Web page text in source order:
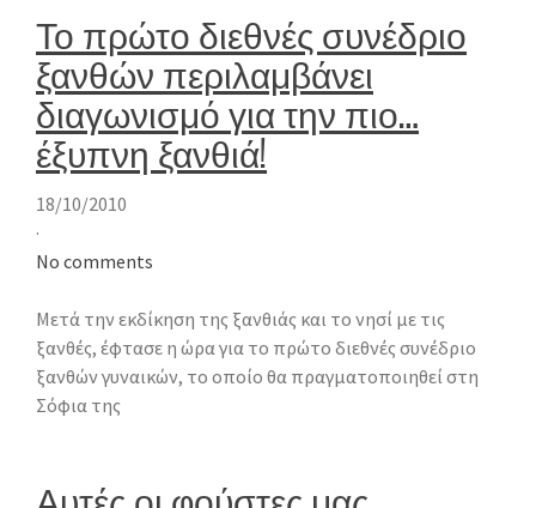
Το πρώτο διεθνές συνέδριο
ξανθών περιλαμβάνει
διαγωνισμό για την πιο…
έξυπνη ξανθιά!
18/10/2010
·
No comments
Μετά την εκδίκηση της ξανθιάς και το νησί με τις
ξανθές, έφτασε η ώρα για το πρώτο διεθνές συνέδριο
ξανθών γυναικών, το οποίο θα πραγματοποιηθεί στη
Σόφια της